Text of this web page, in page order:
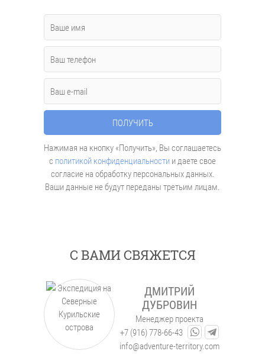
Нажимая на кнопку «Получить», Вы соглашаетесь
с политикой конфиденциальности и даете свое
согласие на обработку персональных данных.
Ваши данные не будут переданы третьим лицам.
С ВАМИ СВЯЖЕТСЯ
ДМИТРИЙ
ДУБРОВИН
Менеджер проекта
+7 (916) 778-66-43
info@adventure-territory.com